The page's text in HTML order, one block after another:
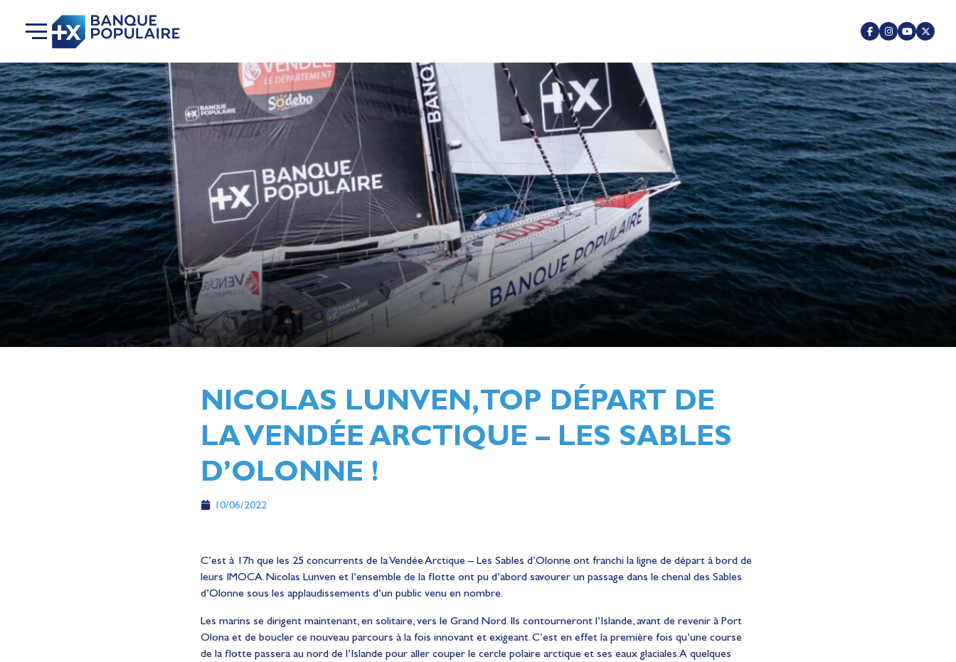
NICOLAS LUNVEN, TOP DÉPART DE
LA VENDÉE ARCTIQUE – LES SABLES
D’OLONNE !
10/06/2022
C’est à 17h que les 25 concurrents de la Vendée Arctique – Les Sables d’Olonne ont franchi la ligne de départ à bord de
leurs IMOCA. Nicolas Lunven et l’ensemble de la flotte ont pu d’abord savourer un passage dans le chenal des Sables
d’Olonne sous les applaudissements d’un public venu en nombre.
Les marins se dirigent maintenant, en solitaire, vers le Grand Nord. Ils contourneront l’Islande, avant de revenir à Port
Olona et de boucler ce nouveau parcours à la fois innovant et exigeant. C’est en effet la première fois qu’une course
de la flotte passera au nord de l’Islande pour aller couper le cercle polaire arctique et ses eaux glaciales. A quelques